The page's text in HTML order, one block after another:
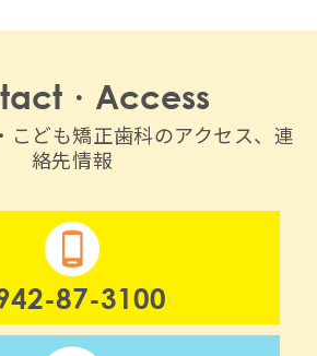
・Access
こども矯正歯科のアクセス、連
絡先情報
87-3100